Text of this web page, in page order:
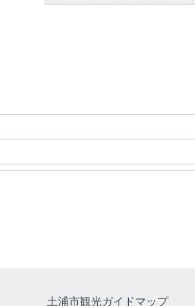
土浦市観光ガイドマップ